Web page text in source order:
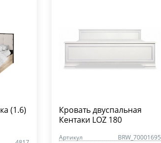
(1.6)
Кровать двуспальная
Кентаки LOZ 180
Артикул BRW_70001695